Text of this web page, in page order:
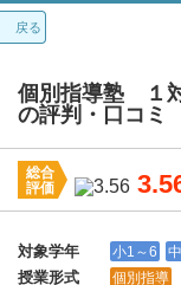
戻る
個別指導塾 １
の評判・口コミ
総合
評価
講師：3.8 カリキュラ
対象学年
小1～6
授業形式 個別指導